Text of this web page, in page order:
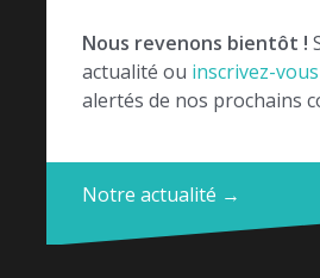
Nous revenons bientôt !
actualité ou inscrivez-vous
alertés de nos prochains
Notre actualité →